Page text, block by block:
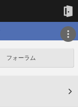
フォーラム